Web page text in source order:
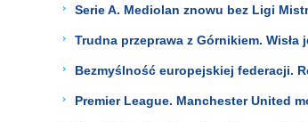
Serie A. Mediolan znowu bez Ligi
Trudna przeprawa z Górnikiem. Wisła
Bezmyślność europejskiej federacji.
Premier League. Manchester United